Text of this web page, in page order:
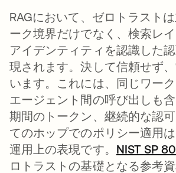
RAGにおいて、ゼロトラスト
ーク境界だけでなく、検索レ
アイデンティティを認識した
現されます。決して信頼せず
います。これには、同じワー
エージェント間の呼び出しも
期間のトークン、継続的な認
てのホップでのポリシー適用
運用上の表現です。 NIST SP
ロトラストの基礎となる参考